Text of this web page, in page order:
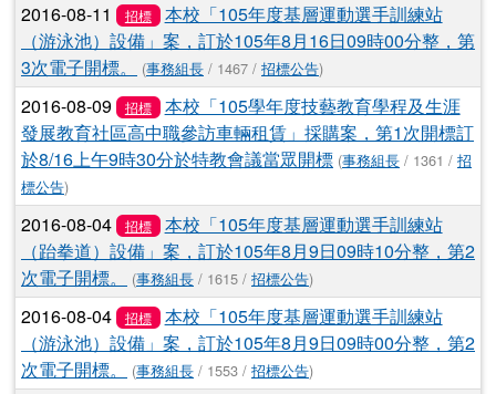
2016-08-11 招標
本校「105年度基層運動選手訓練站
（游泳池）設備」案，訂於105年8月16日09時00分整，第
3次電子開標。
(事務組長 / 1467 / 招標公告)
2016-08-09 招標
本校「105學年度技藝教育學程及生涯
發展教育社區高中職參訪車輛租賃」採購案，第1次開標訂
於8/16上午9時30分於特教會議當眾開標 (事務組長 / 1361 / 招
標公告)
2016-08-04 招標
本校「105年度基層運動選手訓練站
（跆拳道）設備」案，訂於105年8月9日09時10分整，第2
次電子開標。
(事務組長 / 1615 / 招標公告)
2016-08-04 招標
本校「105年度基層運動選手訓練站
（游泳池）設備」案，訂於105年8月9日09時00分整，第2
次電子開標。
(事務組長 / 1553 / 招標公告)